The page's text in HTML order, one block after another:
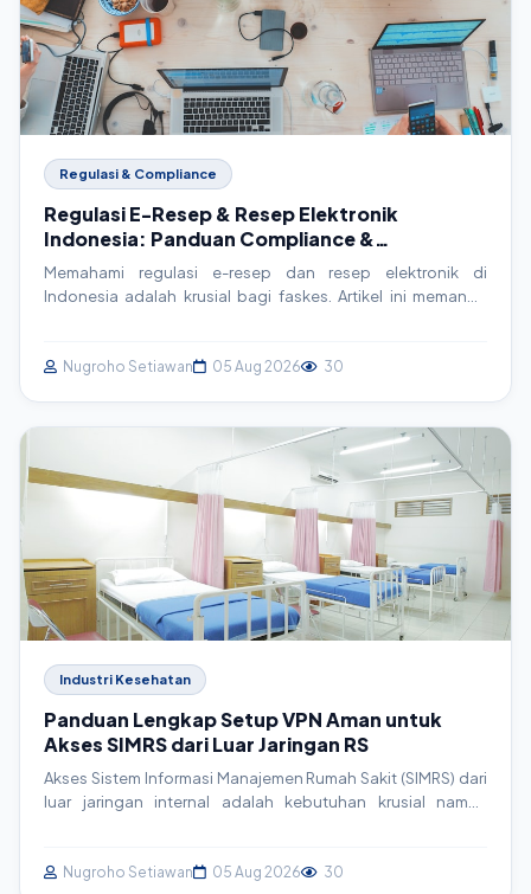
Regulasi & Compliance
Regulasi E-Resep & Resep Elektronik
Indonesia: Panduan Compliance &
Implementasi Teknis
Memahami regulasi e-resep dan resep elektronik di
Indonesia adalah krusial bagi faskes. Artikel ini memandu
Klinik Anda.
Nugroho Setiawan 05 Aug 2026 30
Industri Kesehatan
Panduan Lengkap Setup VPN Aman untuk
Akses SIMRS dari Luar Jaringan RS
Akses Sistem Informasi Manajemen Rumah Sakit (SIMRS) dari
luar jaringan internal adalah kebutuhan krusial namun
menggunakan OpenVPN, memastikan kontinuitas layanan
Nugroho Setiawan 05 Aug 2026 30